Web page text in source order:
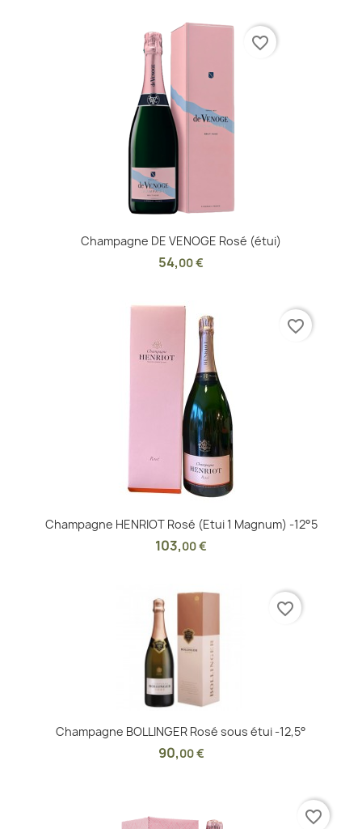
Champagne DE VENOGE Rosé (étui)
54,00 €
favorite_border
Champagne HENRIOT Rosé (Etui 1 Magnum) -12°5
103,00 €
favorite_border
Champagne BOLLINGER Rosé sous étui -12,5°
90,00 €
favorite_border
favorite_border